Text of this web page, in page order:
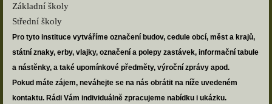
Základní školy
Střední školy
Pro tyto instituce vytváříme označení budov, cedule obcí, měst a krajů,
státní znaky, erby, vlajky, označení a polepy zastávek, informační tabule
a nástěnky, a také upomínkové předměty, výroční zprávy apod.
Pokud máte zájem, neváhejte se na nás obrátit na níže uvedeném
kontaktu. Rádi Vám individuálně zpracujeme nabídku i ukázku.